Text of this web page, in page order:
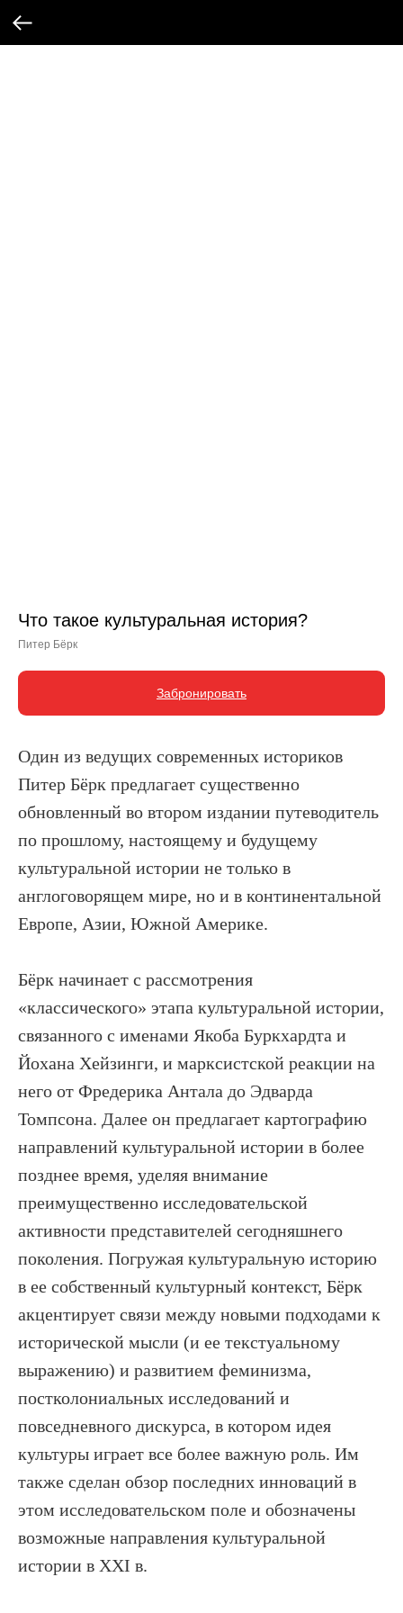
Что такое культуральная история?
Питер Бёрк
Забронировать
Один из ведущих современных историков
Питер Бёрк предлагает существенно
обновленный во втором издании путеводитель
по прошлому, настоящему и будущему
культуральной истории не только в
англоговорящем мире, но и в континентальной
Европе, Азии, Южной Америке.
Бёрк начинает с рассмотрения
«классического» этапа культуральной истории,
связанного с именами Якоба Буркхардта и
Йохана Хейзинги, и марксистской реакции на
него от Фредерика Антала до Эдварда
Томпсона. Далее он предлагает картографию
направлений культуральной истории в более
позднее время, уделяя внимание
преимущественно исследовательской
активности представителей сегодняшнего
поколения. Погружая культуральную историю
в ее собственный культурный контекст, Бёрк
акцентирует связи между новыми подходами к
исторической мысли (и ее текстуальному
выражению) и развитием феминизма,
постколониальных исследований и
повседневного дискурса, в котором идея
культуры играет все более важную роль. Им
также сделан обзор последних инноваций в
этом исследовательском поле и обозначены
возможные направления культуральной
истории в XXI в.